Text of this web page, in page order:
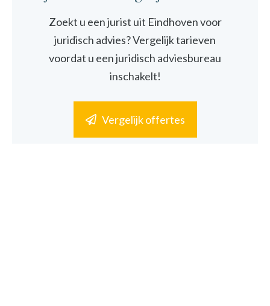
Zoekt u een jurist uit Eindhoven voor
juridisch advies? Vergelijk tarieven
voordat u een juridisch adviesbureau
inschakelt!
Vergelijk offertes